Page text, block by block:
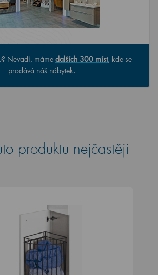
Nevadí, máme dalších 300 míst, kde se
prodává náš nábytek.
produktu nejčastěji